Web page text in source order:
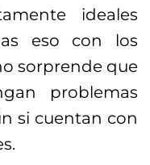
ideales
eso con los
sorprende que
problemas
si cuentan con